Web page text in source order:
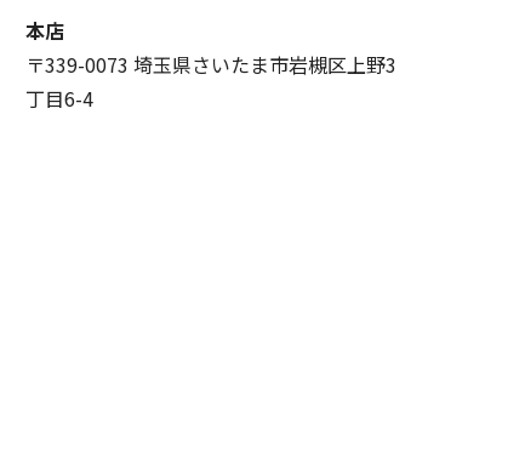
本店
〒339-0073 埼玉県さいたま市岩槻区上野3
丁目6-4